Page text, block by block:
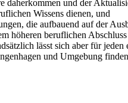
daherkommen und der
Wissens dienen, und
die aufbauend auf der
höheren beruflichen
lässt sich aber für jeden
und Umgebung